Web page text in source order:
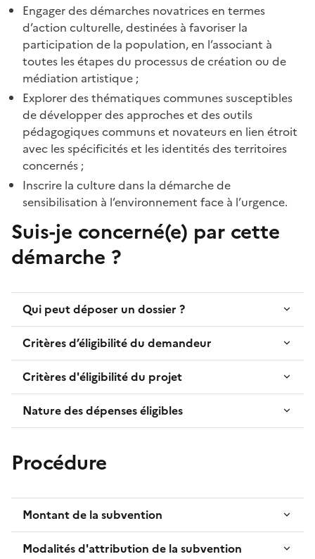
Engager des démarches novatrices en termes
d’action culturelle, destinées à favoriser la
participation de la population, en l’associant à
toutes les étapes du processus de création ou de
médiation artistique ;
Explorer des thématiques communes susceptibles
de développer des approches et des outils
pédagogiques communs et novateurs en lien étroit
avec les spécificités et les identités des territoires
concernés ;
Inscrire la culture dans la démarche de
sensibilisation à l’environnement face à l’urgence.
Suis-je concerné(e) par cette
démarche ?
Qui peut déposer un dossier ?
Critères d’éligibilité du demandeur
Critères d'éligibilité du projet
Nature des dépenses éligibles
Procédure
Montant de la subvention
Modalités d'attribution de la subvention